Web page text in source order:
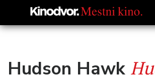
Hudson Hawk